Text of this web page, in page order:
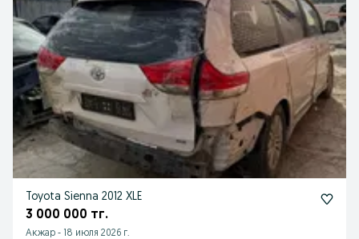
Toyota Sienna 2012 XLE
3 000 000 тг.
Акжар - 18 июля 2026 г.